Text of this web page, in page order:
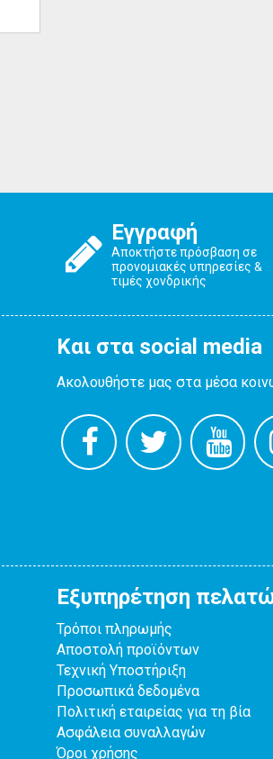
Εγγραφή
Αποκτήστε πρόσβαση σε
προνομιακές υπηρεσίες &
τιμές χονδρικής
Και στα social media
Ακολουθήστε μας στα μέσα
Εξυπηρέτηση
Τρόποι πληρωμής
Αποστολή προϊόντων
Τεχνική Υποστήριξη
Προσωπικά δεδομένα
Πολιτική εταιρείας για τη βία
Ασφάλεια συναλλαγών
Όροι χρήσης